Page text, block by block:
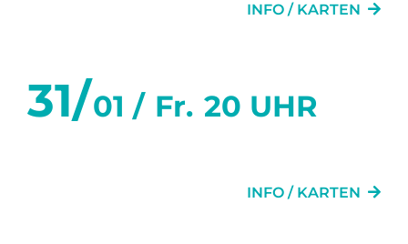
INFO / KARTEN
31/01 / Fr. 20 UHR
INFO / KARTEN